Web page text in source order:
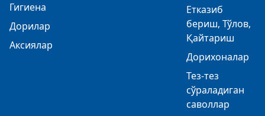
Гигиена
Дорилар
Аксиялар
Етказиб
бериш, Тўлов,
Қайтариш
Дорихоналар
Тез-тез
сўраладиган
саволлар